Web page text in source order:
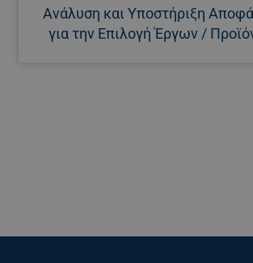
Ανάλυση και Υποστήριξη
για την Επιλογή Έργων /